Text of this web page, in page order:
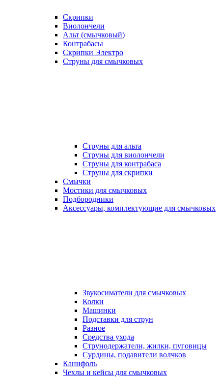
Скрипки
Виолончели
Альт (смычковый)
Контрабасы
Скрипки Электро
Струны для смычковых
Струны для альта
Струны для виолончели
Струны для контрабаса
Струны для скрипки
Смычки
Мостики для смычковых
Подбородники
Аксеcсуары, комплектующие для смычковых
Звукосиматели для смычковых
Колки
Машинки
Подставки для струн
Разное
Средства ухода
Струнодержатели, жилки, пуговицы
Сурдины, подавители волчков
Канифоль
Чехлы и кейсы для смычковых